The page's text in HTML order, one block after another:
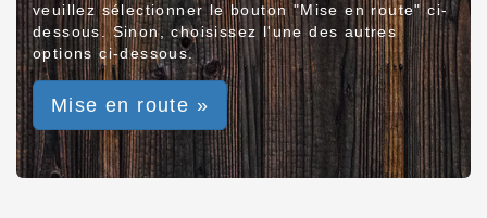
veuillez sélectionner le bouton "Mise en route" ci-
dessous. Sinon, choisissez l'une des autres
options ci-dessous.
Mise en route »